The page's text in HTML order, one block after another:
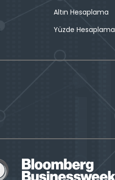
Altın Hesaplama
Yüzde Hesaplama